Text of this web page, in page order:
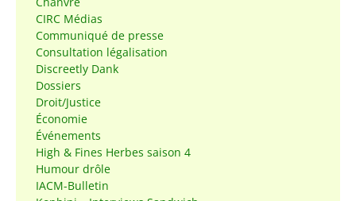
CIRC Médias
Communiqué de presse
Consultation légalisation
Discreetly Dank
Dossiers
Droit/Justice
Économie
Événements
High & Fines Herbes saison 4
Humour drôle
IACM-Bulletin